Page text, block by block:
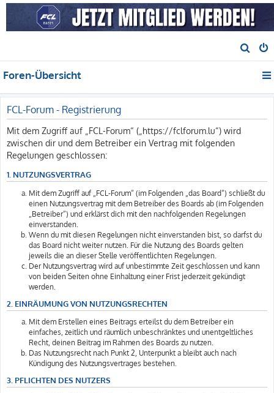
u
h
Foren-Übersicht
FCL-Forum - Registrierung
Mit dem Zugriff auf „FCL-Forum“ („https://fclforum.lu“) wird
zwischen dir und dem Betreiber ein Vertrag mit folgenden
Regelungen geschlossen:
1. NUTZUNGSVERTRAG
Mit dem Zugriff auf „FCL-Forum“ (im Folgenden „das Board“) schließt du
einen Nutzungsvertrag mit dem Betreiber des Boards ab (im Folgenden
„Betreiber“) und erklärst dich mit den nachfolgenden Regelungen
einverstanden.
Wenn du mit diesen Regelungen nicht einverstanden bist, so darfst du
das Board nicht weiter nutzen. Für die Nutzung des Boards gelten
jeweils die an dieser Stelle veröffentlichten Regelungen.
Der Nutzungsvertrag wird auf unbestimmte Zeit geschlossen und kann
von beiden Seiten ohne Einhaltung einer Frist jederzeit gekündigt
werden.
2. EINRÄUMUNG VON NUTZUNGSRECHTEN
Mit dem Erstellen eines Beitrags erteilst du dem Betreiber ein
einfaches, zeitlich und räumlich unbeschränktes und unentgeltliches
Recht, deinen Beitrag im Rahmen des Boards zu nutzen.
Das Nutzungsrecht nach Punkt 2, Unterpunkt a bleibt auch nach
Kündigung des Nutzungsvertrages bestehen.
3. PFLICHTEN DES NUTZERS